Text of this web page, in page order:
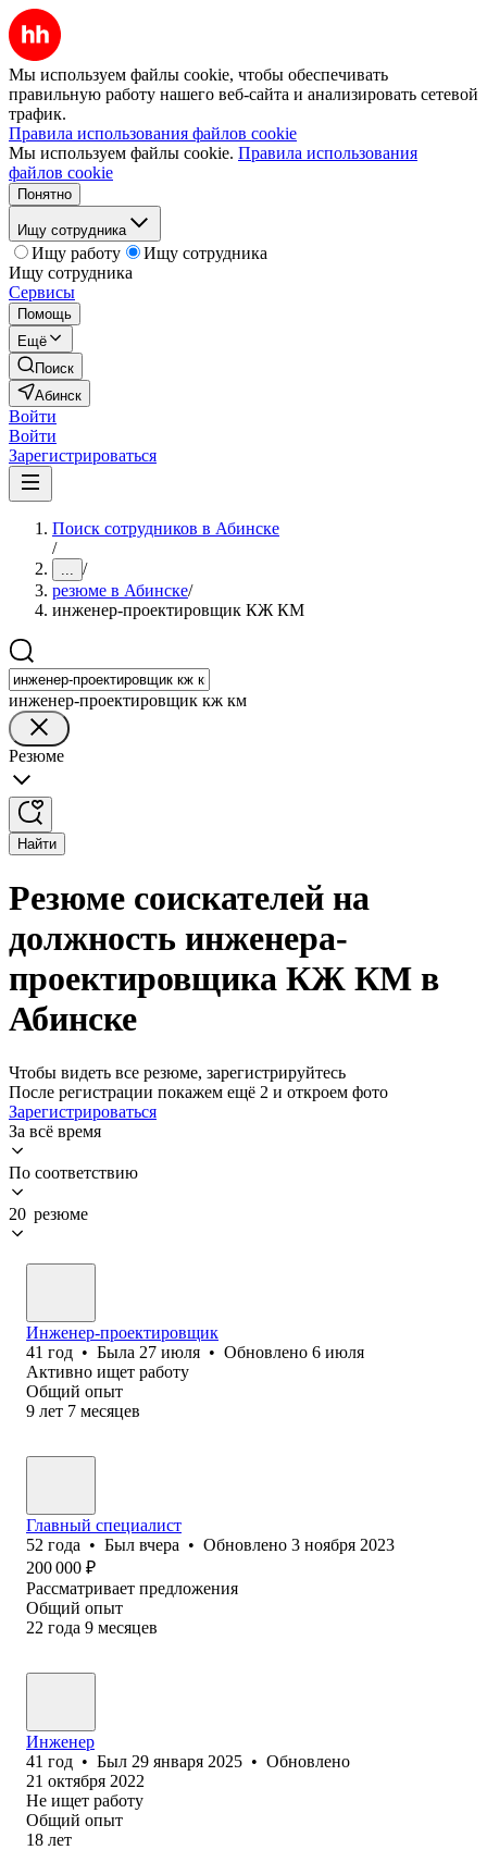
Мы используем файлы cookie, чтобы обеспечивать
правильную работу нашего веб-сайта и анализировать сетевой
трафик.
Правила использования файлов cookie
Мы используем файлы cookie. Правила использования
файлов cookie
Понятно
Ищу сотрудника
Ищу работу
Ищу сотрудника
Ищу сотрудника
Сервисы
Помощь
Ещё
Поиск
Абинск
Войти
Войти
Зарегистрироваться
Поиск сотрудников в Абинске
/
... /
резюме в Абинске/
инженер-проектировщик КЖ КМ
инженер-проектировщик кж км
Резюме
Найти
Резюме соискателей на
должность инженера-
проектировщика КЖ КМ в
Абинске
Чтобы видеть все резюме, зарегистрируйтесь
После регистрации покажем ещё 2 и откроем фото
Зарегистрироваться
За всё время
По соответствию
20 резюме
Инженер-проектировщик
41 год • Была 27 июля • Обновлено 6 июля
Активно ищет работу
Общий опыт
9 лет 7 месяцев
Главный специалист
52 года • Был вчера • Обновлено 3 ноября 2023
200 000 ₽
Рассматривает предложения
Общий опыт
22 года 9 месяцев
Инженер
41 год • Был 29 января 2025 • Обновлено
21 октября 2022
Не ищет работу
Общий опыт
18 лет